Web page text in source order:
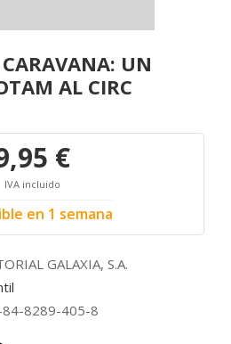
UN
AL CIRC
€
IVA incluido
en 1 semana
GALAXIA, S.A.
8289-405-8